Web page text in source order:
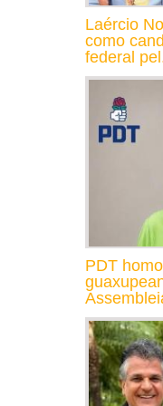
Laércio
como
federal
PDT